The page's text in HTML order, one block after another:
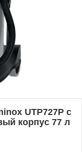
UTP727P с
корпус 77 л